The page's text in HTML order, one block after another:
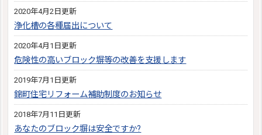
2020年4月2日更新
浄化槽の各種届出について
2020年4月1日更新
危険性の高いブロック塀等の改善を支援します
2019年7月1日更新
錦町住宅リフォーム補助制度のお知らせ
2018年7月11日更新
あなたのブロック塀は安全ですか?